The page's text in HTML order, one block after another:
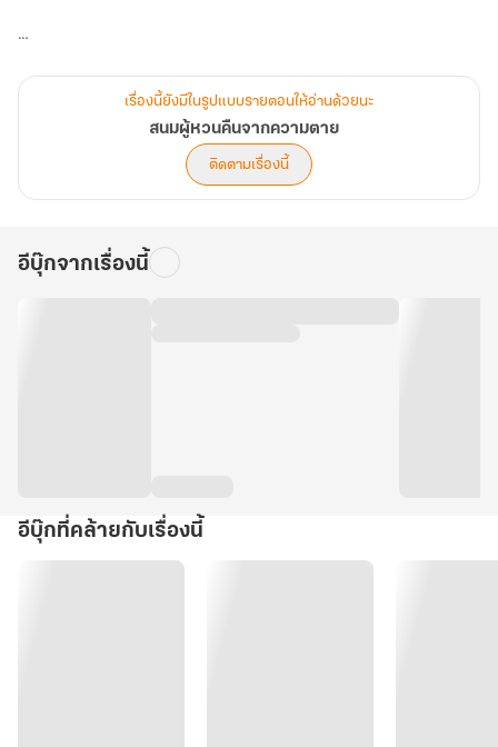
วังหลวงจะลุกเป็นไฟ เพราะการกลับมาของ สนมผู้หวนคืนจากความตาย
เรื่องนี้ยังมีในรูปแบบรายตอนให้อ่านด้วยนะ
สนมผู้หวนคืนจากความตาย
ติดตามเรื่องนี้
อีบุ๊กจากเรื่องนี้
อีบุ๊กที่คล้ายกับเรื่องนี้